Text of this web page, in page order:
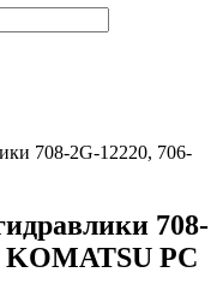
708-2G-12220, 706-
708-
KOMATSU PC